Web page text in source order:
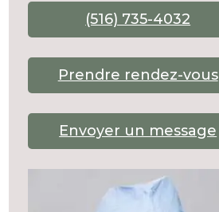
(516) 735-4032
Prendre rendez-vous
Envoyer un message